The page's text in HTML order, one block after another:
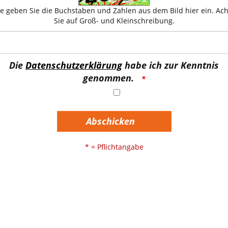
geben Sie die Buchstaben und Zahlen aus dem Bild hier ein.
Sie auf Groß- und Kleinschreibung.
Die Datenschutzerklärunghabe ich zur Kenntnis
genommen.
Abschicken
* = Pflichtangabe